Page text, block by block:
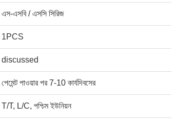
এস-এসবি / এসসি সিরিজ
1PCS
discussed
পেমেন্ট পাওয়ার পর 7-10 কার্যদিবসের
T/T, L/C, পশ্চিম ইউনিয়ন